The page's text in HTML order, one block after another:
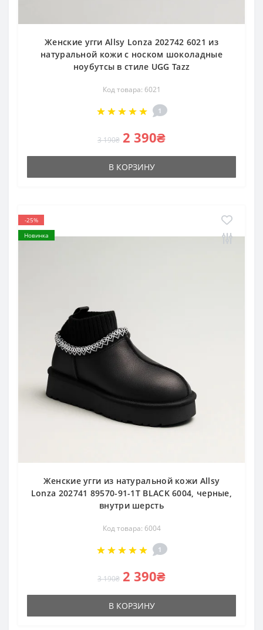
Женские угги Allsy Lonza 202742 6021 из
натуральной кожи с носком шоколадные
ноубутсы в стиле UGG Tazz
Код товара: 6021
1
3 190₴ 2 390₴
В КОРЗИНУ
-25%
Новинка
Женские угги из натуральной кожи Allsy
Lonza 202741 89570-91-1T BLACK 6004, черные,
внутри шерсть
Код товара: 6004
1
3 190₴ 2 390₴
В КОРЗИНУ